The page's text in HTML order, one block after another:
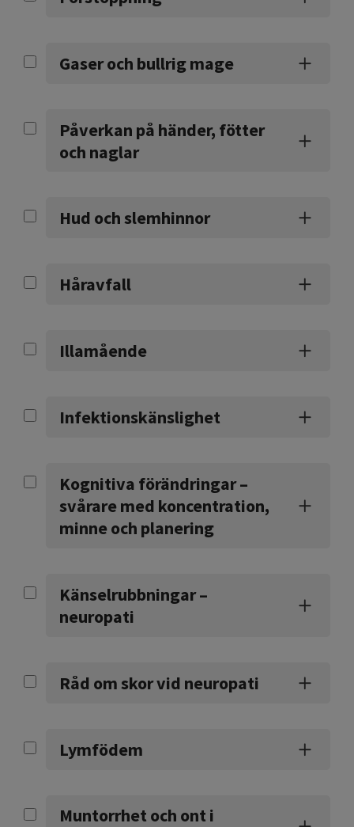
Gaser och bullrig mage
Påverkan på händer, fötter
och naglar
Hud och slemhinnor
Håravfall
Illamående
Infektionskänslighet
Kognitiva förändringar –
svårare med koncentration,
minne och planering
Känselrubbningar –
neuropati
Råd om skor vid neuropati
Lymfödem
Muntorrhet och ont i